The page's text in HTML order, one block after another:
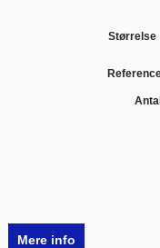
Størrelse
Mere info